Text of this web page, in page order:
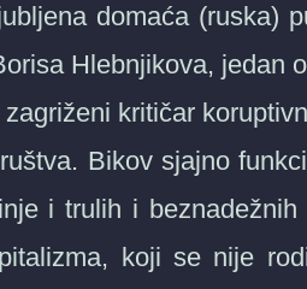
domaća (ruska)
Hlebnjikova, jedan
kritičar
Bikov sjajno
i trulih i
koji se nije